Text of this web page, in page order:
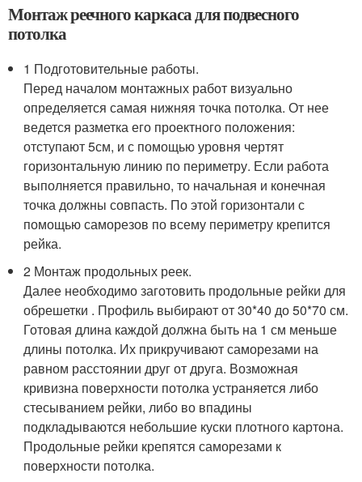
Монтаж реечного каркаса для подвесного
потолка
1 Подготовительные работы.
Перед началом монтажных работ визуально
определяется самая нижняя точка потолка. От нее
ведется разметка его проектного положения:
отступают 5см, и с помощью уровня чертят
горизонтальную линию по периметру. Если работа
выполняется правильно, то начальная и конечная
точка должны совпасть. По этой горизонтали с
помощью саморезов по всему периметру крепится
рейка.
2 Монтаж продольных реек.
Далее необходимо заготовить продольные рейки для
обрешетки . Профиль выбирают от 30*40 до 50*70 см.
Готовая длина каждой должна быть на 1 см меньше
длины потолка. Их прикручивают саморезами на
равном расстоянии друг от друга. Возможная
кривизна поверхности потолка устраняется либо
стесыванием рейки, либо во впадины
подкладываются небольшие куски плотного картона.
Продольные рейки крепятся саморезами к
поверхности потолка.